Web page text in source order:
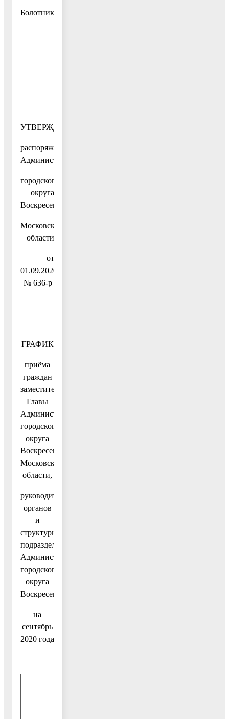
Болотников
УТВЕРЖДЕН
распоряжением
Администрации
городского
округа
Воскресенск
Московской
области
от
01.09.2020
№ 636-р
ГРАФИК
приёма
граждан
заместителями
Главы
Администрации
городского
округа
Воскресенск
Московской
области,
руководителями
органов
и
структурных
подразделений
Администрации
городского
округа
Воскресенск
на
сентябрь
2020 года